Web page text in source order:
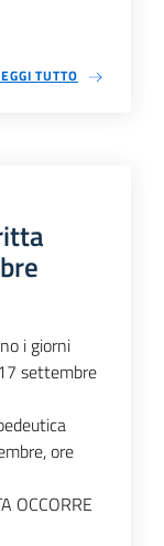
TUTTO
i giorni
settembre
ore
OCCORRE